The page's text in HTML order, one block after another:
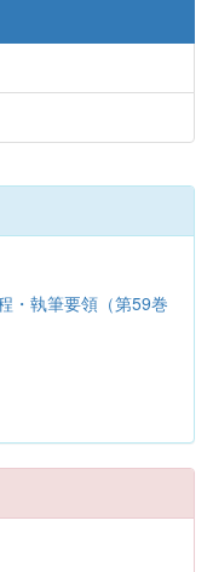
・執筆要領（第59巻